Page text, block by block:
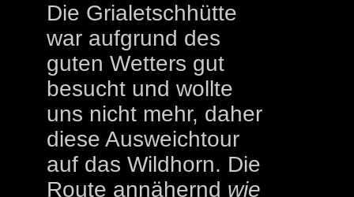
Die Grialetschhütte
war aufgrund des
guten Wetters gut
besucht und wollte
uns nicht mehr, daher
diese Ausweichtour
auf das Wildhorn. Die
Route annähernd wie